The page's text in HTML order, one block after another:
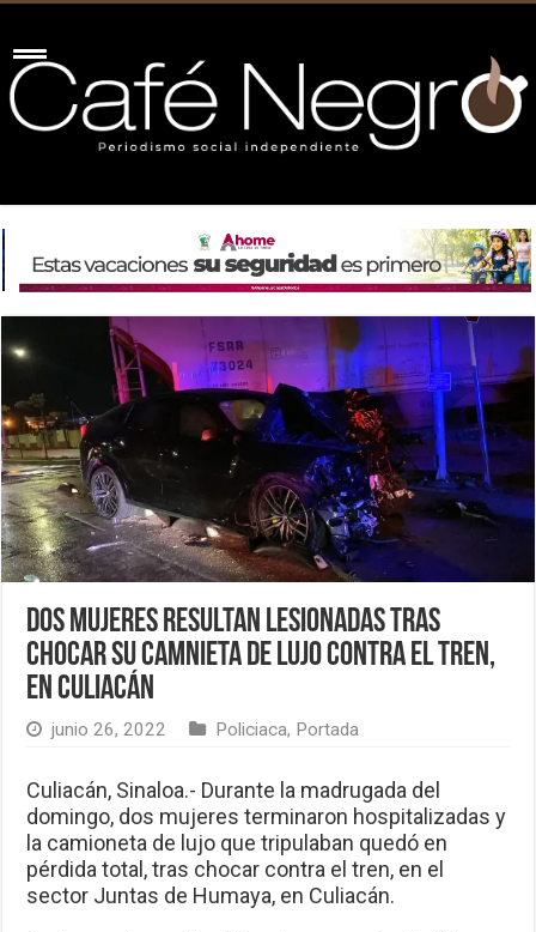
Dos mujeres resultan lesionadas tras
chocar su camnieta de lujo contra el tren,
en Culiacán
junio 26, 2022 Policiaca, Portada
Culiacán, Sinaloa.- Durante la madrugada del
domingo, dos mujeres terminaron hospitalizadas y
la camioneta de lujo que tripulaban quedó en
pérdida total, tras chocar contra el tren, en el
sector Juntas de Humaya, en Culiacán.